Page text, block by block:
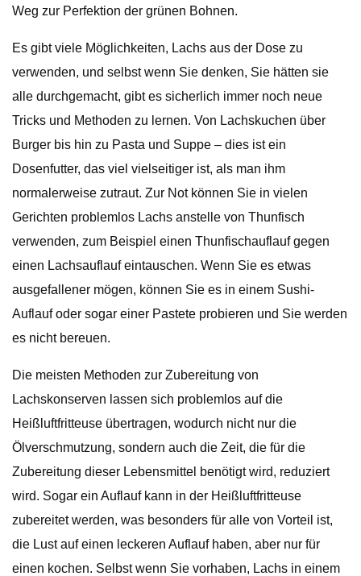
Weg zur Perfektion der grünen Bohnen.
Es gibt viele Möglichkeiten, Lachs aus der Dose zu
verwenden, und selbst wenn Sie denken, Sie hätten sie
alle durchgemacht, gibt es sicherlich immer noch neue
Tricks und Methoden zu lernen. Von Lachskuchen über
Burger bis hin zu Pasta und Suppe – dies ist ein
Dosenfutter, das viel vielseitiger ist, als man ihm
normalerweise zutraut. Zur Not können Sie in vielen
Gerichten problemlos Lachs anstelle von Thunfisch
verwenden, zum Beispiel einen Thunfischauflauf gegen
einen Lachsauflauf eintauschen. Wenn Sie es etwas
ausgefallener mögen, können Sie es in einem Sushi-
Auflauf oder sogar einer Pastete probieren und Sie werden
es nicht bereuen.
Die meisten Methoden zur Zubereitung von
Lachskonserven lassen sich problemlos auf die
Heißluftfritteuse übertragen, wodurch nicht nur die
Ölverschmutzung, sondern auch die Zeit, die für die
Zubereitung dieser Lebensmittel benötigt wird, reduziert
wird. Sogar ein Auflauf kann in der Heißluftfritteuse
zubereitet werden, was besonders für alle von Vorteil ist,
die Lust auf einen leckeren Auflauf haben, aber nur für
einen kochen. Selbst wenn Sie vorhaben, Lachs in einem